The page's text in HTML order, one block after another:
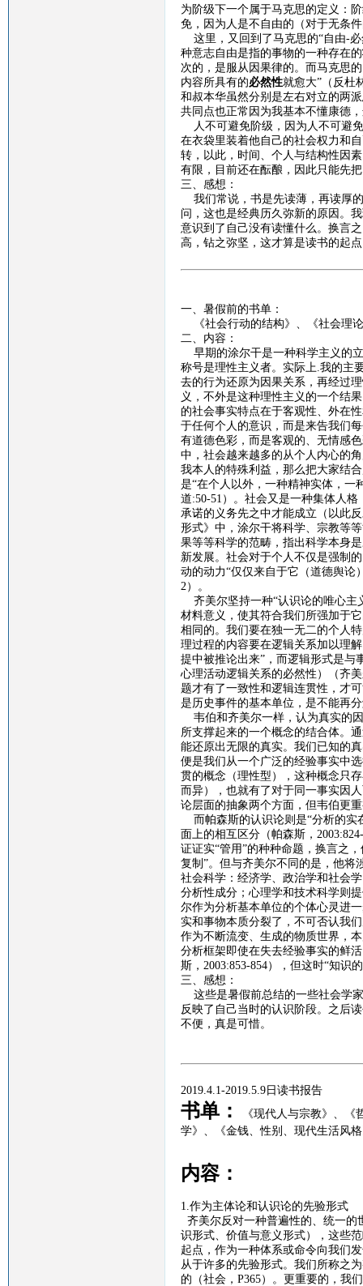
为阶级下一个属于马克思的定义：
免，因为人是不自由的（对于无条
这里，又回到了马克思的“自由-必
种意志自由是指的事物的一种存在
次的，是服从因果律的。而马克思
内容所具有的必然性就愈大”（反杜
和叔本华虽然分别是左右对立的两
共同点也正常因为我基本不懂康德
人不可避免阶级，因为人不可避
在衣袋里装着他自己的社会权力和
转，以此，时间、个人与结构性因
有限，目前还在酝酿，因此只能先
三、感想：
我们常说，书是先读薄，再读厚
问，这也是经典历久弥新的原因。
意识到了自己没有读懂什么。换言
高，钻之弥坚，这才算是读书的起
一、暑假前的书单：
《社会行动的结构》、《社会理
二、内容：
早期的涂尔干是一种科学主义的
称号是理性主义者。实际上 我的主
去的行为还原为因果关系，再经过
义，不外是这种理性主义的一个结
的社会事实特点在于客观性、外在
于任何个人的意识，而是来告我们
有道德色彩，而是客观的、无情感
中，社会越来越多的从个人内心的
我本人的特殊利益，那么把大家结
是“在个人以外，一种精神实体，一
道:50-51 ）。社会又是一种集体人
承诺的义务先之中才能成立（以此
形式》中，涂尔干将科学、宗教等
果等等科学的范畴，指出科学本身
新发展。社会对于个人不仅是强制
动的动力“仅仅来自于它（道德舆论
2 ）。
齐美尔坚持一种“认识论的唯心主
材料意义，使其符合我们所强加于
相同的。我们要在独一无二的个人
理过程的内容要在逻辑关系加以理
提中被推论出来”，而逻辑形式是与
心理活动逻辑关系的必然性）（齐
题才有了一致性和逻辑连贯性，才
是历史事件的基本单位，是不能再
韦伯和齐美尔一样，认为真实的
所支撑起来的一个概念的结合体。
能还原出无限的真实。我们已知的
便是我们从一个广泛的经验事实中
贯的概念（理性型），这种概念只
而异），也就有了对于同一事实因
论层面的抽象两个方面，但韦伯更
而帕森斯的认识论则是“分析的实
面上的相互区分（帕森斯，
证证实“管用”的种种命题，换言之
复制”。但与齐美尔不同的是，他将
社会科学：经济学、政治学和社会
分析性成分；心理学和技术科学则
尔作为分析基本单位的个体心灵进
实和事物本质分裂了，不可否认我
作为不断流变、生成的物质世界，
分析框架即使在失去经验事实的鲜
斯， 2003:853-854），但这时“知识
三、感想：
这些是暑假前总结的一些社会学
反映了自己当时的认识阶段。之后
不便，真是可惜。
2019.4.1-2019.5.9日读书报告
书单： 《现代人与宗教》、
《
学》、
《金钱、性别、现代生活风
内容：
1.作为主体论和认识论的先验形式
齐美尔反对一种普遍性的、统一的
识形式、价值与意义形式），这些
起点，作为一种体系或命令向我们
从于许多的先验形式。我们所称之
的（社会， P365）。更重要的，我